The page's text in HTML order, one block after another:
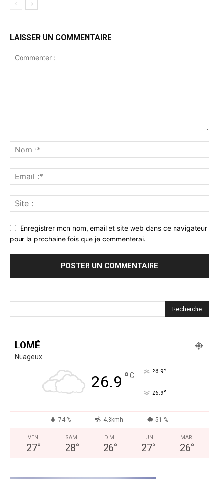
LAISSER UN COMMENTAIRE
Enregistrer mon nom, email et site web dans ce navigateur
pour la prochaine fois que je commenterai.
LOMÉ
Nuageux
26.9 °C 26.9°
26.9°
74 % 4.3kmh 51 %
VEN
27°
SAM
28°
DIM
26°
LUN
27°
MAR
26°